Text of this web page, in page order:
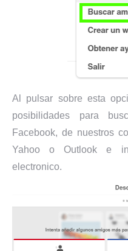
Al pulsar sobre esta
posibilidades para
Facebook, de nuestros
Yahoo o Outlook e
electronico.